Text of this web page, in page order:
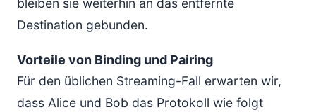
bleiben sie weiterhin an das entfernte
Destination gebunden.
Vorteile von Binding und Pairing
Für den üblichen Streaming-Fall erwarten wir,
dass Alice und Bob das Protokoll wie folgt